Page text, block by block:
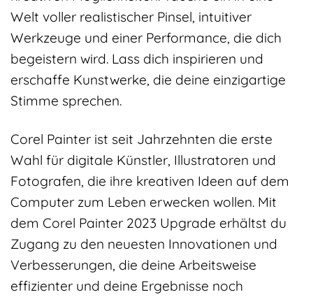
Welt voller realistischer Pinsel, intuitiver
Werkzeuge und einer Performance, die dich
begeistern wird. Lass dich inspirieren und
erschaffe Kunstwerke, die deine einzigartige
Stimme sprechen.
Corel Painter ist seit Jahrzehnten die erste
Wahl für digitale Künstler, Illustratoren und
Fotografen, die ihre kreativen Ideen auf dem
Computer zum Leben erwecken wollen. Mit
dem Corel Painter 2023 Upgrade erhältst du
Zugang zu den neuesten Innovationen und
Verbesserungen, die deine Arbeitsweise
effizienter und deine Ergebnisse noch